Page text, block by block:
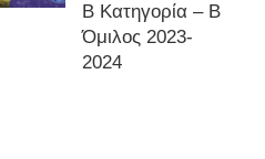
Β Κατηγορία – Β
Όμιλος 2023-
2024